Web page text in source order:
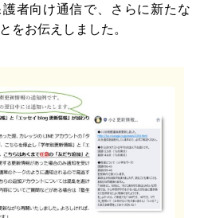
者向け通信で、さらに新たな
をお伝えしました。